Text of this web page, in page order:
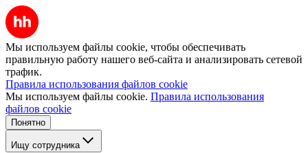
Мы используем файлы cookie, чтобы обеспечивать
правильную работу нашего веб-сайта и анализировать сетевой
трафик.
Правила использования файлов cookie
Мы используем файлы cookie. Правила использования
файлов cookie
Понятно
Ищу сотрудника